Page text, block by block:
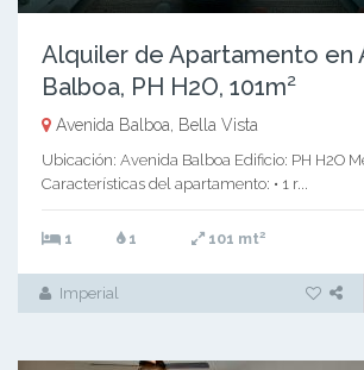
Alquiler de Apartamento en
Balboa, PH H2O, 101m²
Avenida Balboa, Bella Vista
Ubicación: Avenida Balboa Edificio: PH H2O
Características del apartamento: • 1 r...
1 1 101 mt2
Imperial